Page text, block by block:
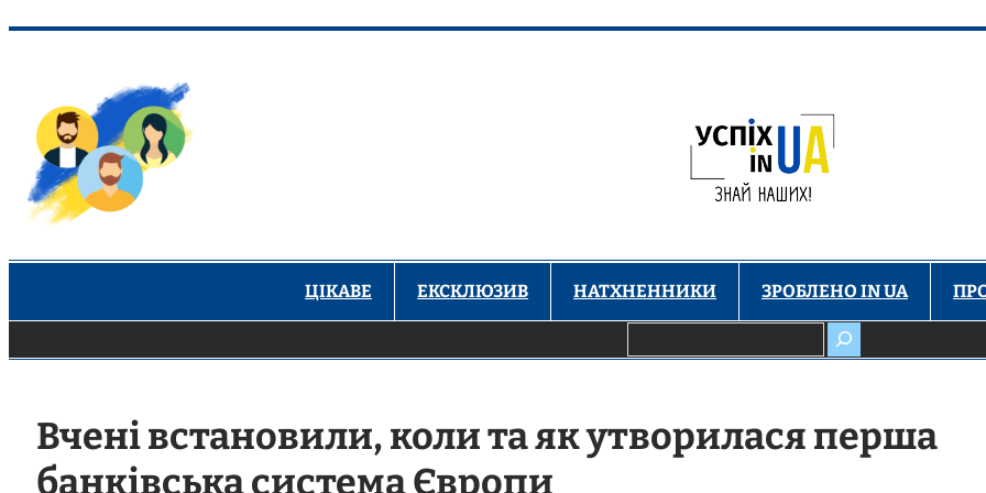
вмісту
ЦІКАВЕ ЕКСКЛЮЗИВ НАТХНЕННИКИ ЗРОБЛЕНО IN UA
Вчені встановили, коли та як утворилася перша
банківська система Європи